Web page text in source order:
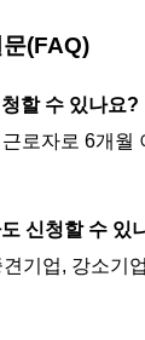
(FAQ)
할 수 있나요?
로자로 6개월
신청할 수 있
견기업, 강소기